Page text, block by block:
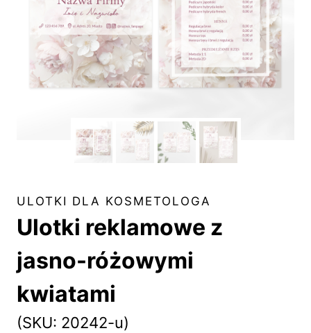
ULOTKI DLA KOSMETOLOGA
Ulotki reklamowe z
jasno-różowymi
kwiatami
(SKU: 20242-u)